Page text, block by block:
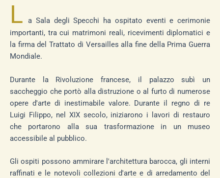
L
a Sala degli Specchi ha ospitato eventi e cerimonie
importanti, tra cui matrimoni reali, ricevimenti diplomatici e
la firma del Trattato di Versailles alla fine della Prima Guerra
Mondiale.
Durante la Rivoluzione francese, il palazzo subì un
saccheggio che portò alla distruzione o al furto di numerose
opere d'arte di inestimabile valore. Durante il regno di re
Luigi Filippo, nel XIX secolo, iniziarono i lavori di restauro
che portarono alla sua trasformazione in un museo
accessibile al pubblico.
Gli ospiti possono ammirare l'architettura barocca, gli interni
raffinati e le notevoli collezioni d'arte e di arredamento del